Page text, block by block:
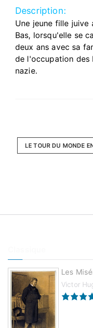
Description:
Une jeune fille juive
Bas, lorsqu'elle se
deux ans avec sa
de l'occupation des
nazie.
LE TOUR DU MONDE
Les
Victor